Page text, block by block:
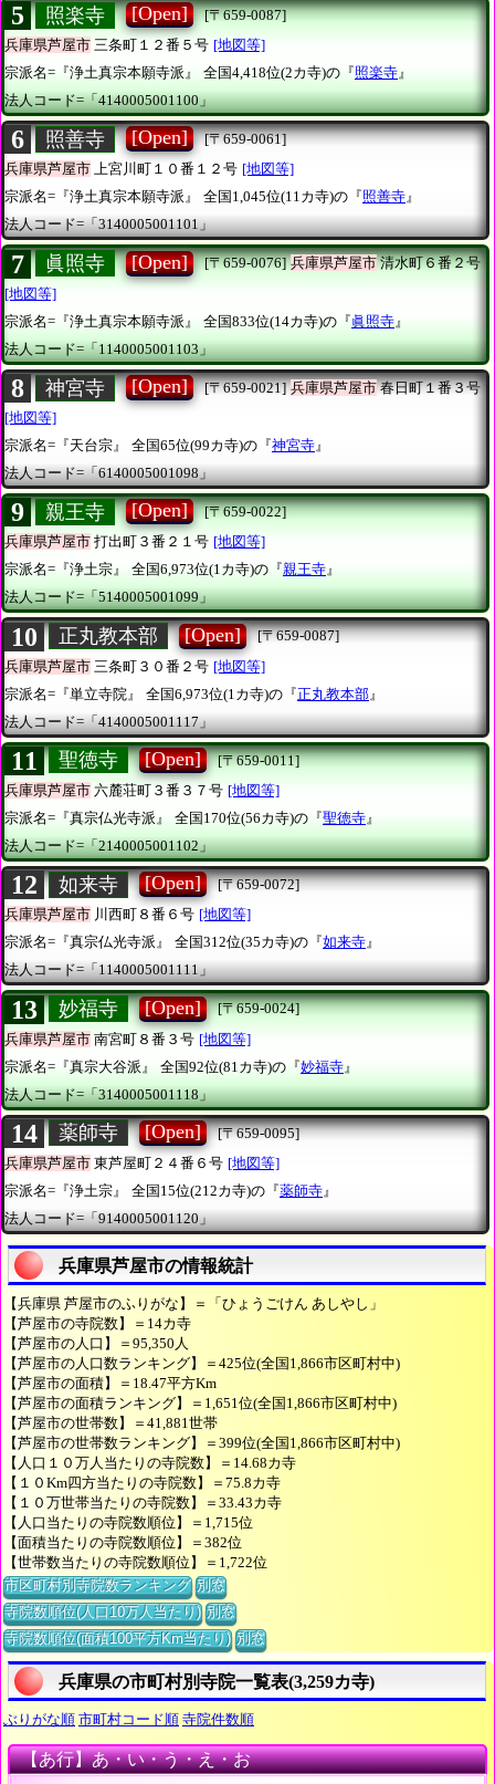
5 照楽寺 [Open]
[〒659-0087]
兵庫県芦屋市 三条町１２番５号 [地図等]
宗派名=『浄土真宗本願寺派』
全国4,418位(2カ寺)の『照楽寺』
法人コード=「4140005001100」
6 照善寺 [Open]
[〒659-0061]
兵庫県芦屋市 上宮川町１０番１２号 [地図等]
宗派名=『浄土真宗本願寺派』
全国1,045位(11カ寺)の『照善寺』
法人コード=「3140005001101」
7 眞照寺 [Open] [〒659-0076] 兵庫県芦屋市清水町６番２号
[地図等]
宗派名=『浄土真宗本願寺派』
全国833位(14カ寺)の『眞照寺 』
法人コード=「1140005001103」
8 神宮寺 [Open] [〒659-0021] 兵庫県芦屋市春日町１番３号
[地図等]
宗派名=『天台宗』
全国65位(99カ寺)の『神宮寺』
法人コード=「6140005001098」
9 親王寺 [Open]
[〒659-0022]
兵庫県芦屋市 打出町３番２１号 [地図等]
宗派名=『浄土宗』
全国6,973位(1カ寺)の『親王寺』
法人コード=「5140005001099」
10 正丸教本部 [Open]
[〒659-0087]
兵庫県芦屋市 三条町３０番２号 [地図等]
宗派名=『単立寺院』
全国6,973位(1カ寺)の『正丸教本部 』
法人コード=「4140005001117」
11 聖徳寺 [Open]
[〒659-0011]
兵庫県芦屋市 六麓荘町３番３７号 [地図等]
宗派名=『真宗仏光寺派』
全国170位(56カ寺)の『聖徳寺 』
法人コード=「2140005001102」
12 如来寺 [Open]
[〒659-0072]
兵庫県芦屋市 川西町８番６号 [地図等]
宗派名=『真宗仏光寺派』
全国312位(35カ寺)の『如来寺』
法人コード=「1140005001111」
13 妙福寺 [Open]
[〒659-0024]
兵庫県芦屋市 南宮町８番３号 [地図等]
宗派名=『真宗大谷派』
全国92位(81カ寺)の『妙福寺 』
法人コード=「3140005001118」
14 薬師寺 [Open]
[〒659-0095]
兵庫県芦屋市 東芦屋町２４番６号 [地図等]
宗派名=『浄土宗』
全国15位(212カ寺)の『薬師寺 』
法人コード=「9140005001120」
兵庫県芦屋市の情報統計
【兵庫県 芦屋市のふりがな】＝「ひょうごけん あしやし」
【芦屋市の寺院数】＝14カ寺
【芦屋市の人口】＝95,350人
【芦屋市の人口数ランキング】＝425位(全国1,866市区町村中)
【芦屋市の面積】＝18.47平方Km
【芦屋市の面積ランキング】＝1,651位(全国1,866市区町村中)
【芦屋市の世帯数】＝41,881世帯
【芦屋市の世帯数ランキング】＝399位(全国1,866市区町村中)
【人口１０万人当たりの寺院数】＝14.68カ寺
【１０Km四方当たりの寺院数】＝75.8カ寺
【１０万世帯当たりの寺院数】＝33.43カ寺
【人口当たりの寺院数順位】＝1,715位
【面積当たりの寺院数順位】＝382位
【世帯数当たりの寺院数順位】＝1,722位
市区町村別寺院数ランキング 別窓
寺院数順位(人口10万人当たり) 別窓
寺院数順位(面積100平方Km当たり) 別窓
兵庫県の市町村別寺院一覧表(3,259カ寺)
ぶりがな順 市町村コード順 寺院件数順
【あ行】あ・い・う・え・お